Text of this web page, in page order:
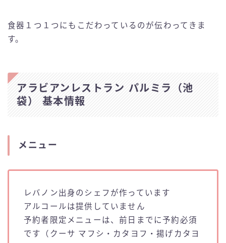
食器１つ１つにもこだわっているのが伝わってきま
す。
アラビアンレストラン パルミラ（池
袋） 基本情報
メニュー
レバノン出身のシェフが作っています
アルコールは提供していません
予約者限定メニューは、前日までに予約必須
です（クーサ マフシ・カタヨフ・揚げカタヨ